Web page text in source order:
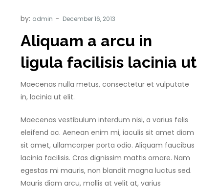
by: admin
Aliquam a arcu in
ligula facilisis lacinia ut
Maecenas nulla metus, consectetur et vulputate
in, lacinia ut elit.
Maecenas vestibulum interdum nisi, a varius felis
eleifend ac. Aenean enim mi, iaculis sit amet diam
sit amet, ullamcorper porta odio. Aliquam faucibus
lacinia facilisis. Cras dignissim mattis ornare. Nam
egestas mi mauris, non blandit magna luctus sed.
Mauris diam arcu, mollis at velit at, varius